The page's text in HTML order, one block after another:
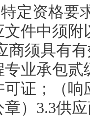
定资格要
文件中须
商须具有
专业承包
可证；（
章）3.3供